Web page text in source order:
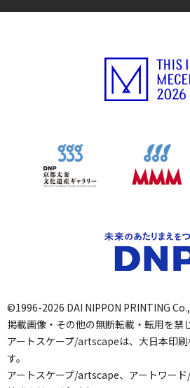
©1996-2026 DAI NIPPON PRINTING
掲載画像・その他の無断転載・転用を禁
アートスケープ/artscapeは、大日本印
す。
アートスケープ/artscape、アートワー